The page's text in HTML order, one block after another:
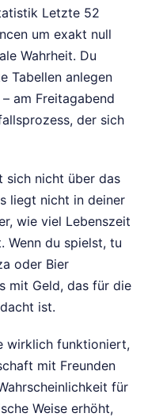
Letzte 52
um exakt null
Wahrheit. Du
Tabellen anlegen
am Freitagabend
der sich
sich nicht über das
liegt nicht in deiner
wie viel Lebenszeit
Wenn du spielst, tu
oder Bier
mit Geld, das für die
ist.
wirklich funktioniert,
mit Freunden
für
Weise erhöht,